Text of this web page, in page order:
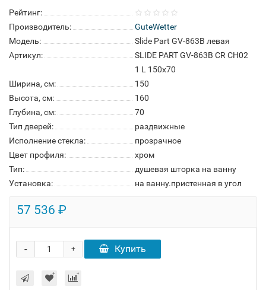
Рейтинг:
Производитель:
GuteWetter
Модель:
Slide Part GV-863B левая
Артикул:
SLIDE PART GV-863B CR CH02
1 L 150x70
Ширина, см:
150
Высота, см:
160
Глубина, см:
70
Тип дверей:
раздвижные
Исполнение стекла:
прозрачное
Цвет профиля:
хром
Тип:
душевая шторка на ванну
Установка:
на ванну.пристенная в угол
57 536 ₽
+
- Купить